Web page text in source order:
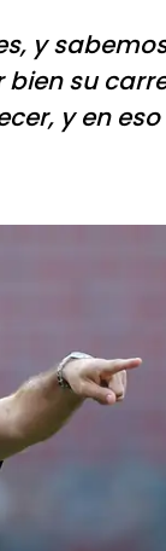
y
bien su
y en eso